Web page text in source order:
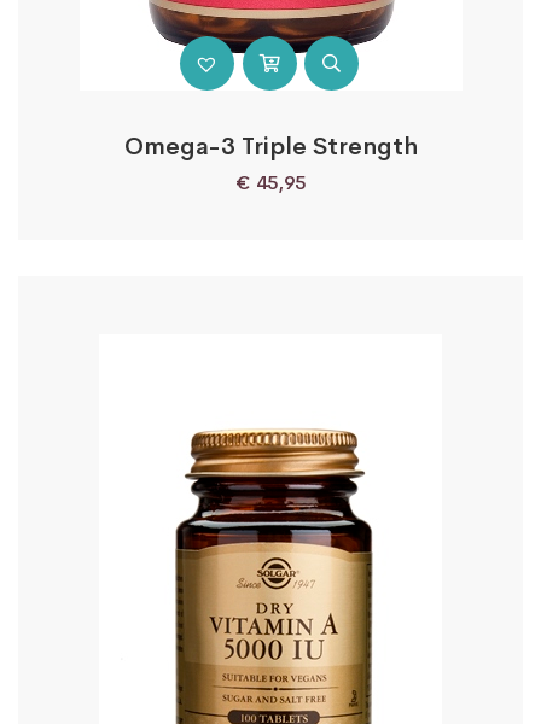
Omega-3 Triple Strength
€ 45,95